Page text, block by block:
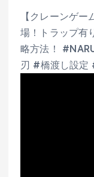
【クレーンゲ
場！トラップ有
略方法！
刃 #橋渡し設定